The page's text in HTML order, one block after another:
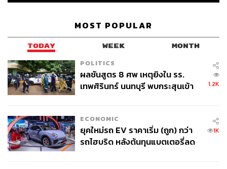
MOST POPULAR
TODAY WEEK MONTH
POLITICS
ผลชันสูตร 8 ศพ เหตุยิงใน รร.
เทพศิรินทร์ นนทบุรี พบกระสุนเข้า
1.2K
ECONOMIC
ยุคใหม่รถ EV ราคาเริ่ม (ถูก) กว่า
รถไฮบริด หลังต้นทุนแบตเตอรี่ลด
1K